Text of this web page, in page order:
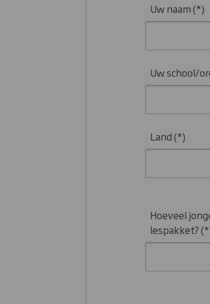
Uw naam
Uw school/
Land
Hoeveel
lespakket?